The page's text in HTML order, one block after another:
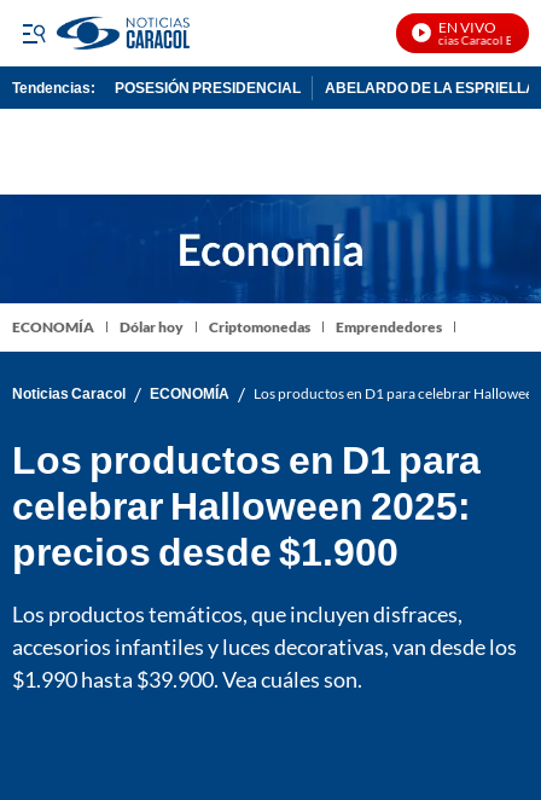
EN VIVO
Noticias Caracol En Vivo
Tendencias: POSESIÓN PRESIDENCIAL ABELARDO DE LA ESPRIELLA
ECONOMÍA Dólar hoy Criptomonedas Emprendedores
Noticias Caracol / ECONOMÍA / Los productos en D1 para celebrar
Los productos en D1 para
celebrar Halloween 2025:
precios desde $1.900
Los productos temáticos, que incluyen disfraces,
accesorios infantiles y luces decorativas, van desde los
$1.990 hasta $39.900. Vea cuáles son.